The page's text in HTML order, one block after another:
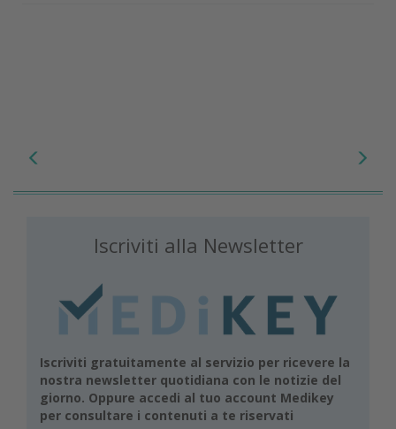
Iscriviti alla Newsletter
Iscriviti gratuitamente al servizio per ricevere la
nostra newsletter quotidiana con le notizie del
giorno. Oppure accedi al tuo account Medikey
per consultare i contenuti a te riservati